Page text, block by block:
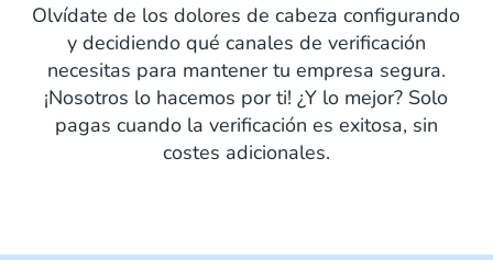
Olvídate de los dolores de cabeza configurando
y decidiendo qué canales de verificación
necesitas para mantener tu empresa segura.
¡Nosotros lo hacemos por ti! ¿Y lo mejor? Solo
pagas cuando la verificación es exitosa, sin
costes adicionales.